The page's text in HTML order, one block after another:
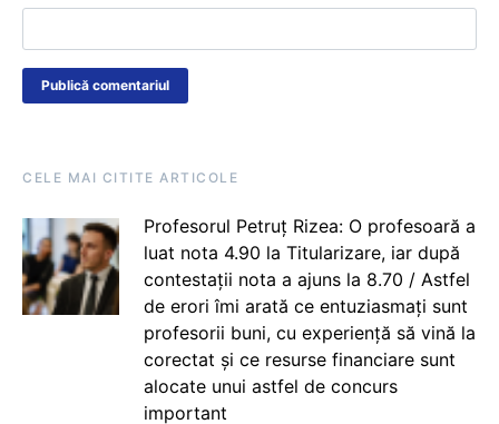
CELE MAI CITITE ARTICOLE
Profesorul Petruț Rizea: O profesoară a
luat nota 4.90 la Titularizare, iar după
contestații nota a ajuns la 8.70 / Astfel
de erori îmi arată ce entuziasmați sunt
profesorii buni, cu experiență să vină la
corectat și ce resurse financiare sunt
alocate unui astfel de concurs
important